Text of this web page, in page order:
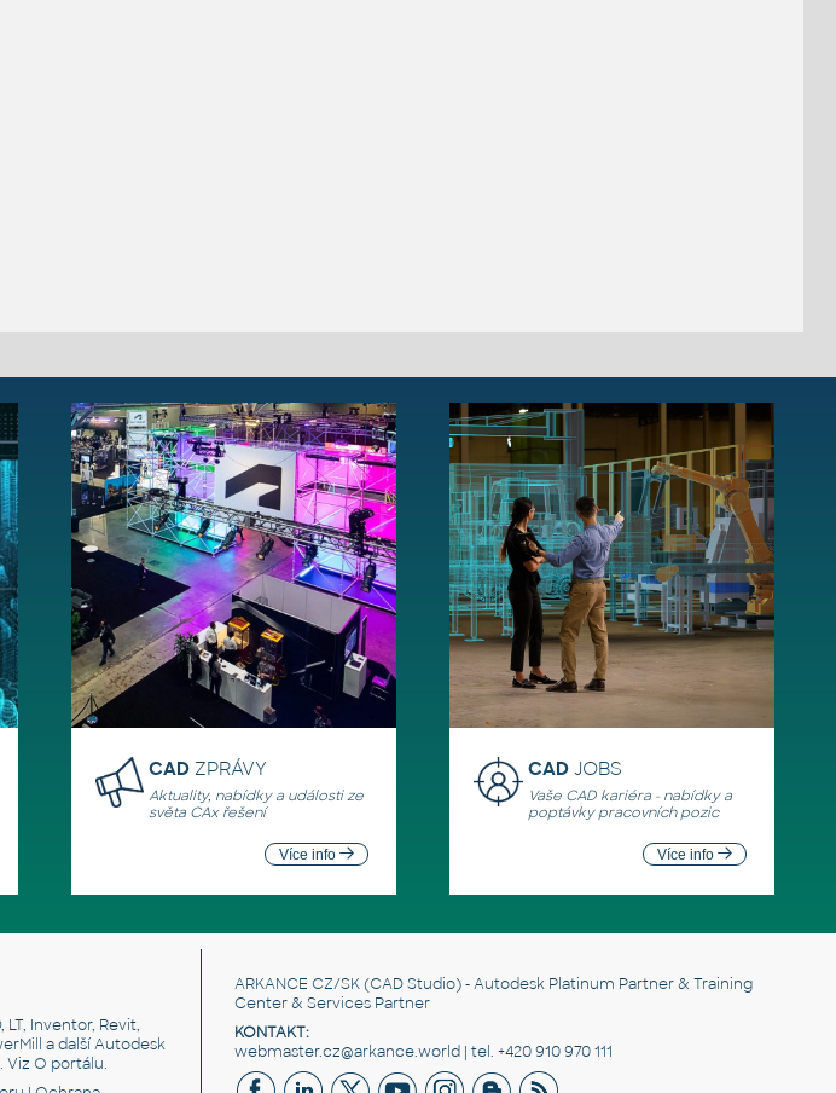
CAD ZPRÁVY
Aktuality, nabídky a události ze
světa CAx řešení
Více info
CADJOBS
Vaše CAD kariéra - nabídky a
poptávky pracovních pozic
Více info
Inventor, Revit,
a další Autodesk
Viz O portálu.
ARKANCE CZ/SK(CAD Studio) - Autodesk Platinum Partner & Training
Center & Services Partner
KONTAKT:
webmaster.cz@arkance.world | tel. +420 910 970 111